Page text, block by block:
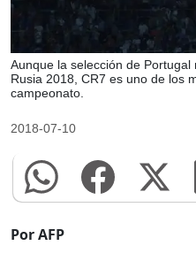
Aunque la selección de
Rusia 2018, CR7 es uno de los
campeonato.
2018-07-10
Por AFP